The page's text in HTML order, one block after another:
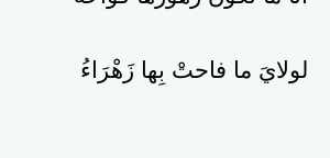
لولايَ ما فاحتْ بِها زَهْرَاءُ